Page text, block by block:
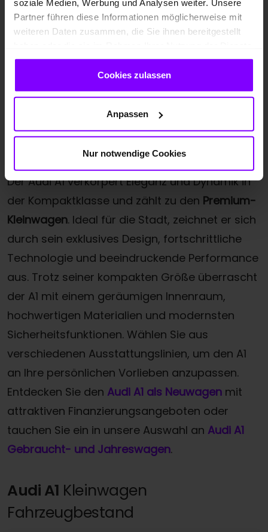
soziale Medien, Werbung und Analysen weiter. Unsere
Partner führen diese Informationen möglicherweise mit
weiteren Daten zusammen, die Sie ihnen bereitgestellt
gesammelt haben.
Cookies zulassen
Anpassen
Nur notwendige Cookies
Kompaktformat
Der Audi A1 verkörpert Eleganz und Dynamik in
der Kompaktklasse und zählt zu den Premium-
Kleinwagen. Ideal für die Stadt, zeichnet er sich
durch sein exklusives Design, fortschrittliche
Technologie und beeindruckende Performance
aus. Trotz seiner kompakten Größe überrascht
der A1 mit einem geräumigen Innenraum,
hochwertigen Materialien und modernsten
Sicherheitsfunktionen. Wählen Sie aus
verschiedenen Ausstattungslinien, um den A1
an Ihre persönlichen Vorlieben anzupassen.
Entdecken Sie den Audi A1 als Neuwagen mit
attraktiven Finanzierungsangeboten oder
tauchen Sie ein in unsere Auswahl an Audi A1
Gebraucht- und Jahreswagen.
Audi A1 Kleinwagen
Fahrzeugbestand